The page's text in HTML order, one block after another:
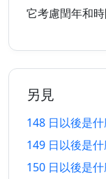
以前
144 日
以前
145 日
以前
146 日
以前
它考慮閏年和時
另見
148 日以後是什
149 日以後是什
150 日以後是什